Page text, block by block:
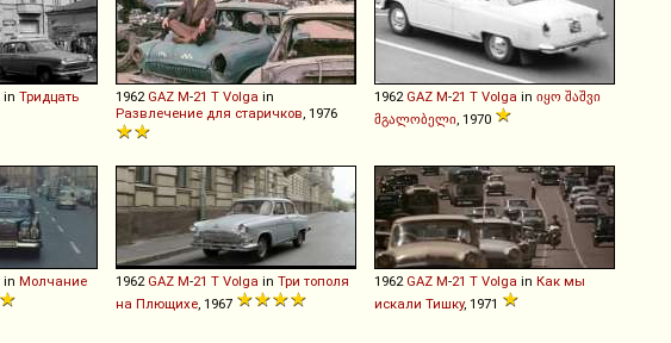
in Тридцать
1962 GAZ M-21 T Volga in
Развлечение для старичков , 1976
1962 GAZ M-21 T Volga in იყო შაშვი
მგალობელი , 1970
in Молчание
1962 GAZ M-21 T Volga in Три тополя
на Плющихе , 1967
1962 GAZ M-21 T Volga in Как мы
искали Тишку, 1971